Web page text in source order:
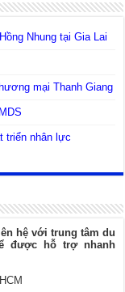
Nhung tại Gia Lai
mại Thanh Giang
triển nhân lực
hệ với trung tâm du
được hỗ trợ nhanh